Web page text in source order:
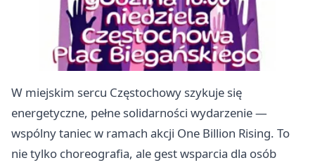
W miejskim sercu Częstochowy szykuje się
energetyczne, pełne solidarności wydarzenie —
wspólny taniec w ramach akcji One Billion Rising. To
nie tylko choreografia, ale gest wsparcia dla osób